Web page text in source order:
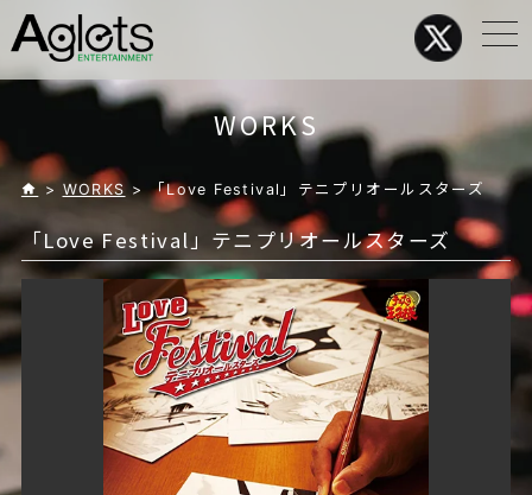
メ
ニ
WORKS
> WORKS > 「Love Festival」テニプリオールスターズ
「Love Festival」テニプリオールスターズ